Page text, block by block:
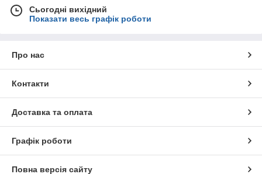
Сьогодні вихідний
Показати весь графік роботи
Про нас
Контакти
Доставка та оплата
Графік роботи
Повна версія сайту